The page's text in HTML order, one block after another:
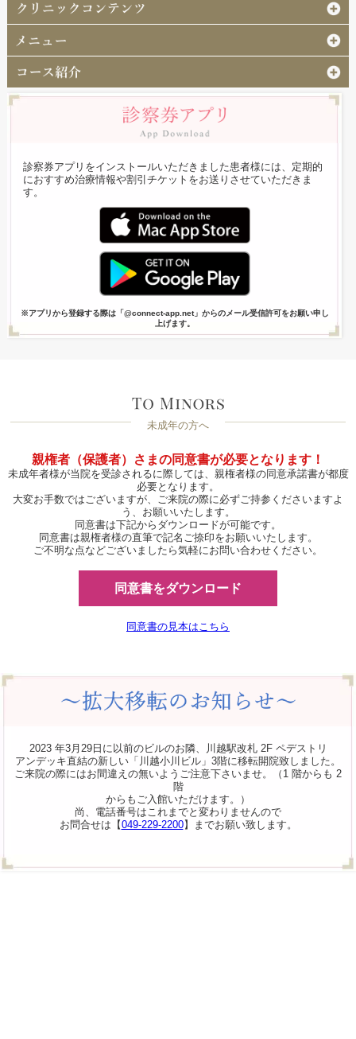
診察券アプリをインストールいただきました患者様には、定期的
におすすめ治療情報や割引チケットをお送りさせていただきま
す。
※アプリから登録する際は「@connect-app.net」からのメール受信許可をお願い申し
上げます。
未成年の方へ
親権者（保護者）さまの同意書が必要となります！
未成年者様が当院を受診されるに際しては、親権者様の同意承諾書が都度
必要となります。
大変お手数ではございますが、ご来院の際に必ずご持参くださいますよ
う、お願いいたします。
同意書は下記からダウンロードが可能です。
同意書は親権者様の直筆で記名ご捺印をお願いいたします。
ご不明な点などございましたら気軽にお問い合わせください。
同意書をダウンロード
同意書の見本はこちら
2023 年3月29日に以前のビルのお隣、川越駅改札 2F ペデストリ
アンデッキ直結の新しい「川越小川ビル」3階に移転開院致しました。
ご来院の際にはお間違えの無いようご注意下さいませ。（1 階からも 2
階
からもご入館いただけます。）
尚、電話番号はこれまでと変わりませんので
お問合せは【049-229-2200】までお願い致します。